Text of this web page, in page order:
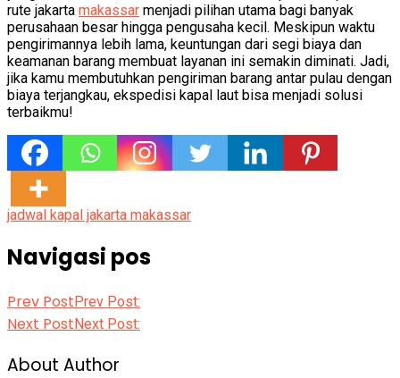
rute jakarta makassar menjadi pilihan utama bagi banyak
perusahaan besar hingga pengusaha kecil. Meskipun waktu
pengirimannya lebih lama, keuntungan dari segi biaya dan
keamanan barang membuat layanan ini semakin diminati. Jadi,
jika kamu membutuhkan pengiriman barang antar pulau dengan
biaya terjangkau, ekspedisi kapal laut bisa menjadi solusi
terbaikmu!
jadwal kapal jakarta makassar
Navigasi pos
Prev PostPrev Post:
Next PostNext Post:
About Author